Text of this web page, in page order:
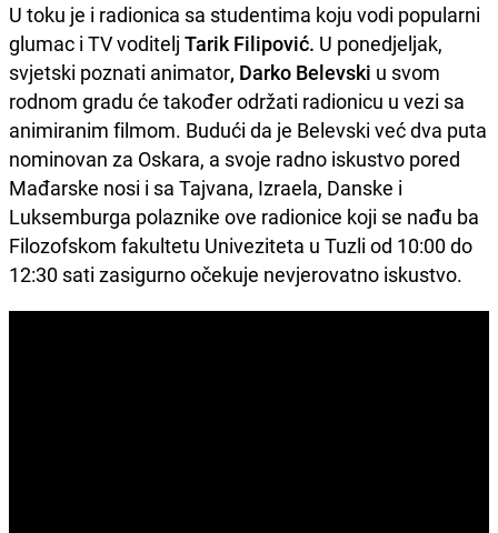
U toku je i radionica sa studentima koju vodi popularni
glumac i TV voditelj Tarik Filipović. U ponedjeljak,
svjetski poznati animator, Darko Belevski u svom
rodnom gradu će također održati radionicu u vezi sa
animiranim filmom. Budući da je Belevski već dva puta
nominovan za Oskara, a svoje radno iskustvo pored
Mađarske nosi i sa Tajvana, Izraela, Danske i
Luksemburga polaznike ove radionice koji se nađu ba
Filozofskom fakultetu Univeziteta u Tuzli od 10:00 do
12:30 sati zasigurno očekuje nevjerovatno iskustvo.